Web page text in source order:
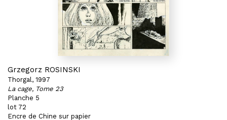
Grzegorz ROSINSKI
Thorgal, 1997
La cage, Tome 23
Planche 5
lot 72
Encre de Chine sur papier